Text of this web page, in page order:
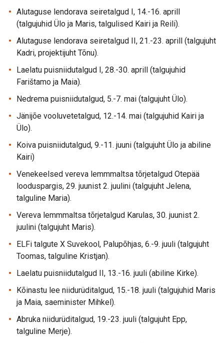
Alutaguse lendorava seiretalgud I, 14.-16. aprill
(talgujuhid Ülo ja Maris, talgulised Kairi ja Reili).
Alutaguse lendorava seiretalgud II, 21.-23. aprill (talgujuht
Kadri, projektijuht Tõnu).
Laelatu puisniidutalgud I, 28.-30. aprill (talgujuhid
Farištamo ja Maia).
Nedrema puisniidutalgud, 5.-7. mai (talgujuht Ülo).
Jänijõe vooluvetetalgud, 12.-14. mai (talgujuhid Kairi ja
Ülo).
Koiva puisniidutalgud, 9.-11. juuni (talgujuht Ülo ja abiline
Kairi)
Venekeelsed vereva lemmmaltsa tõrjetalgud Otepää
looduspargis, 29. juunist 2. juulini (talgujuht Jelena,
talguline Maria).
Vereva lemmmaltsa tõrjetalgud Karulas, 30. juunist 2.
juulini (talgujuht Maris).
ELFi talgute X Suvekool, Palupõhjas, 6.-9. juuli (talgujuht
Toomas, talguline Kristjan).
Laelatu puisniidutalgud II, 13.-16. juuli (abiline Kirke).
Kõinastu lee niidurüditalgud, 15.-18. juuli (talgujuhid Maris
ja Maia, saeminister Mihkel).
Abruka niidurüditalgud, 19.-23. juuli (talgujuht Epp,
talguline Merje).